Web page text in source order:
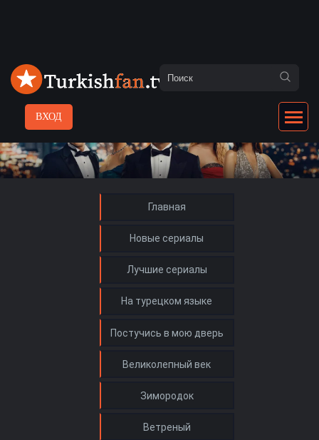
ВХОД
Главная
Новые сериалы
Лучшие сериалы
На турецком языке